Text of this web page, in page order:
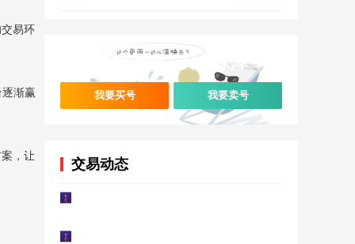
易环
渐赢
，让
万粉号源 / 安全保障
我要买号 我要卖号
交易动态